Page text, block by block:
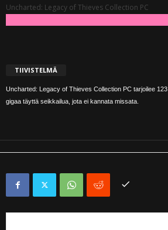
Uncharted: Legacy of Thieves Collection PC
TIIVISTELMÄ
Uncharted: Legacy of Thieves Collection PC tarjoilee 123
gigaa täyttä seikkailua, jota ei kannata missata.